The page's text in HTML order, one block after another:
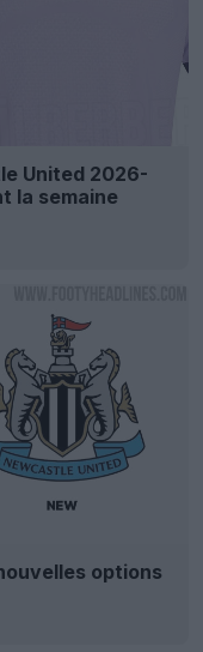
United 2026-
la semaine
options